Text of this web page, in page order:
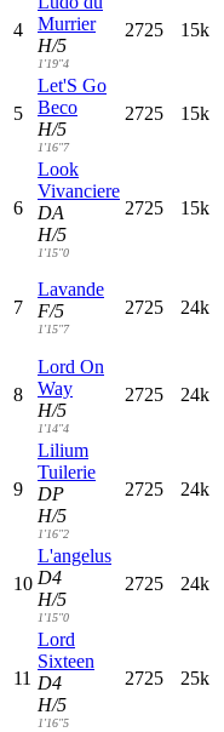
4
Murrier
H/5
1'19"4
2725 15k
5
Let'S Go
Beco
H/5
1'16"7
2725 15k
6
Look
Vivanciere
DA
H/5
1'15"0
2725 15k
7
Lavande
F/5
1'15"7
2725 24k
8
Lord On
Way
H/5
1'14"4
2725 24k
9
Lilium
Tuilerie
DP
H/5
1'16"2
2725 24k
10
L'angelus
D4
H/5
1'15"0
2725 24k
11
Lord
Sixteen
D4
H/5
1'16"5
2725 25k